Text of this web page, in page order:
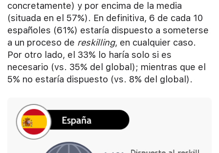
concretamente) y por encima de la media
(situada en el 57%). En definitiva, 6 de cada 10
españoles (61%) estaría dispuesto a someterse
a un proceso de reskilling, en cualquier caso.
Por otro lado, el 33% lo haría solo si es
necesario (vs. 35% del global); mientras que el
5% no estaría dispuesto (vs. 8% del global).